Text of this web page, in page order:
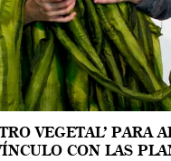
VEGETAL’ PARA
CON LAS